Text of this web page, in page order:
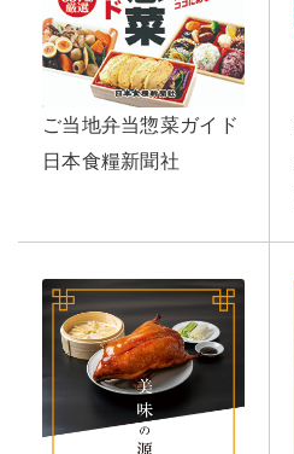
ご当地弁当惣菜ガイド
日本食糧新聞社